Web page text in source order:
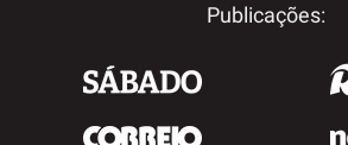
Publicações: